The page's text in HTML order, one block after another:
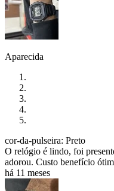
Aparecida
cor-da-pulseira: Preto
O relógio é lindo, foi
adorou. Custo benefício
há 11 meses